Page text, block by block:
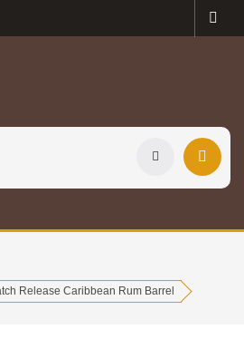
Release Caribbean Rum Barrel